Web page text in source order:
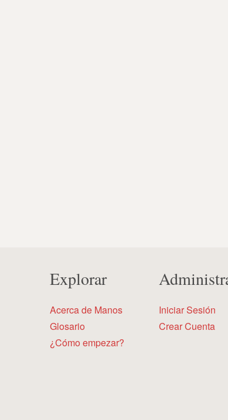
Explorar
Acerca de Manos
Glosario
¿Cómo empezar?
Iniciar Sesión
Crear Cuenta